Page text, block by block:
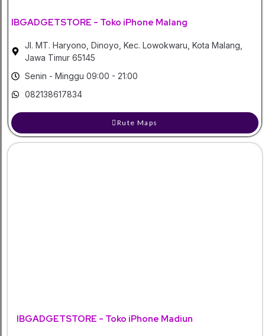
IBGADGETSTORE - Toko iPhone Malang
Jl. MT. Haryono, Dinoyo, Kec. Lowokwaru, Kota Malang,
Jawa Timur 65145
Senin - Minggu 09:00 - 21:00
082138617834
Rute Maps
IBGADGETSTORE - Toko iPhone Madiun